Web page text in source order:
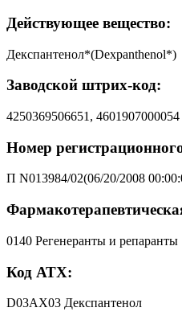
Действующее вещество:
Декспантенол*(Dexpanthenol*)
Заводской штрих-код:
4250369506651, 4601907000054
Номер
П N013984/02(06/20/2008
0140 Регенеранты и репаранты
Код АТХ:
D03AX03 Декспантенол